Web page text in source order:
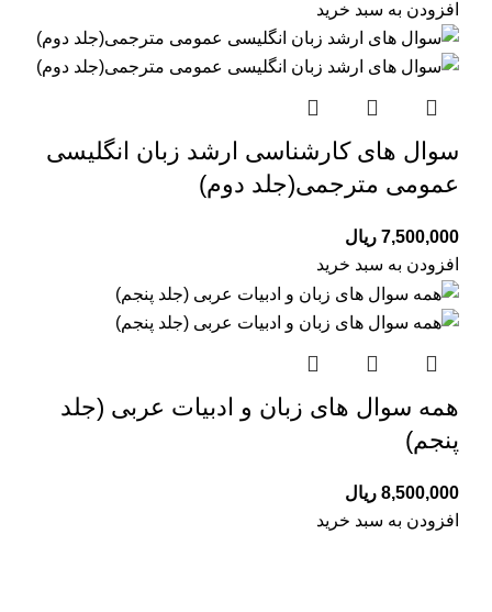
افزودن به سبد خرید
سوال های کارشناسی ارشد زبان انگلیسی
عمومی مترجمی(جلد دوم)
7,500,000 ریال
افزودن به سبد خرید
همه سوال های زبان و ادبیات عربی (جلد
پنجم)
8,500,000 ریال
افزودن به سبد خرید